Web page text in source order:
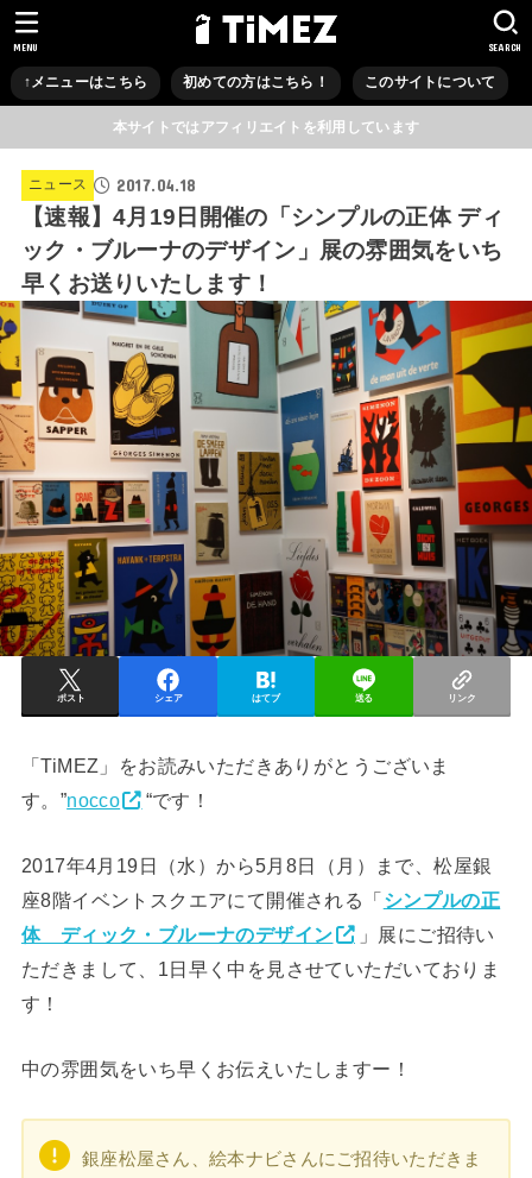
↑メニューはこちら 初めての方はこちら！ このサイトについて
SEARCH
MENU
本サイトではアフィリエイトを利用しています
ニュース 2017.04.18
【速報】4月19日開催の「シンプルの正体 ディ
ック・ブルーナのデザイン」展の雰囲気をいち
早くお送りいたします！
ポスト シェア はてブ 送る リンク
「TiMEZ」をお読みいただきありがとうございま
す。”nocco “です！
2017年4月19日（水）から5月8日（月）まで、松屋銀
座8階イベントスクエアにて開催される「シンプルの正
体 ディック・ブルーナのデザイン
」展にご招待い
ただきまして、1日早く中を見させていただいておりま
す！
中の雰囲気をいち早くお伝えいたしますー！
銀座松屋さん、絵本ナビさんにご招待いただきま